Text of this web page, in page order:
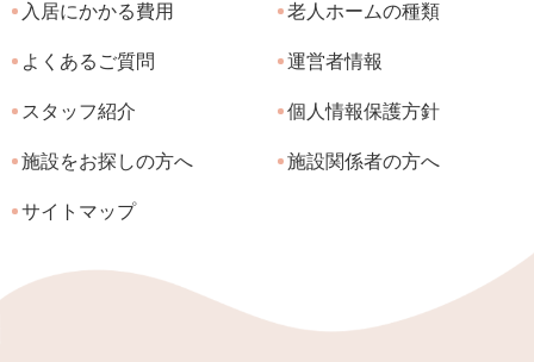
入居にかかる費用 老人ホームの種類
よくあるご質問 運営者情報
スタッフ紹介 個人情報保護方針
施設をお探しの方へ 施設関係者の方へ
サイトマップ